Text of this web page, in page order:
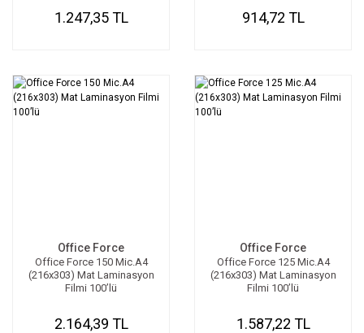
1.247,35 TL 914,72 TL
Office Force
Office Force 150 Mic.A4
(216x303) Mat Laminasyon
Filmi 100’lü
2.164,39 TL
Office Force
Office Force 125 Mic.A4
(216x303) Mat Laminasyon
Filmi 100’lü
1.587,22 TL